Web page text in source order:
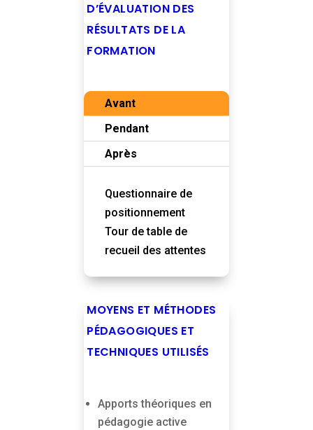
D’ÉVALUATION DES
RÉSULTATS DE LA
FORMATION
Avant
Pendant
Après
Questionnaire de
positionnement
Tour de table de
recueil des attentes
MOYENS ET MÉTHODES
PÉDAGOGIQUES ET
TECHNIQUES UTILISÉS
Apports théoriques en
pédagogie active